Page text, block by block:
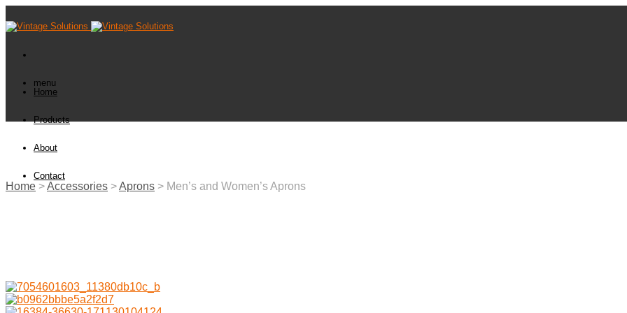
menu
Home
Products
About
Contact
Home >Accessories >Aprons > Men’s and Women’s Aprons